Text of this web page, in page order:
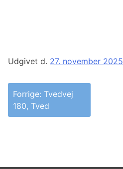
Udgivet d. 27. november 2025
Indlægsnavigation
Forrige: Tvedvej
180, Tved